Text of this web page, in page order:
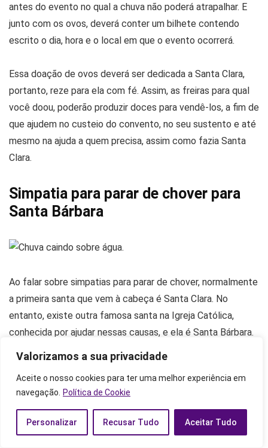
Valorizamos a sua privacidade
Aceite o nosso cookies para ter uma melhor experiência em
navegação.
Política de Cookie
Personalizar Recusar Tudo Aceitar Tudo
antes do evento no qual a chuva não poderá atrapalhar. E
junto com os ovos, deverá conter um bilhete contendo
escrito o dia, hora e o local em que o evento ocorrerá.
Essa doação de ovos deverá ser dedicada a Santa Clara,
portanto, reze para ela com fé. Assim, as freiras para qual
você doou, poderão produzir doces para vendê-los, a fim de
que ajudem no custeio do convento, no seu sustento e até
mesmo na ajuda a quem precisa, assim como fazia Santa
Clara.
Simpatia para parar de chover para
Santa Bárbara
Ao falar sobre simpatias para parar de chover, normalmente
a primeira santa que vem à cabeça é Santa Clara. No
entanto, existe outra famosa santa na Igreja Católica,
conhecida por ajudar nessas causas, e ela é Santa Bárbara.
Infelizmente, a história que a fez ficar conhecida por isso,
não foi nada feliz, diferentemente de Santa Clara. Na
sequência, você poderá conhecer mais detalhes dessa
motivo da força de Santa Bárbara quando o assunto são